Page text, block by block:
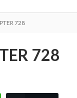
728
728